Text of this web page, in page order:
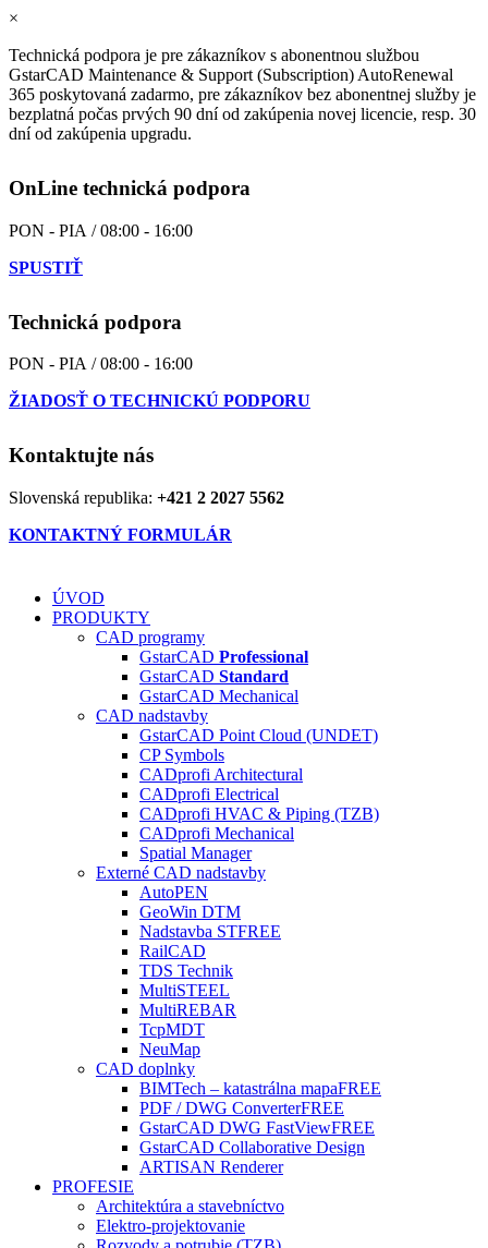
×
Technická podpora je pre zákazníkov s abonentnou službou
GstarCAD Maintenance & Support (Subscription) AutoRenewal
365 poskytovaná zadarmo, pre zákazníkov bez abonentnej služby je
bezplatná počas prvých 90 dní od zakúpenia novej licencie, resp. 30
dní od zakúpenia upgradu.
OnLine technická podpora
PON - PIA / 08:00 - 16:00
SPUSTIŤ
Technická podpora
PON - PIA / 08:00 - 16:00
ŽIADOSŤ O TECHNICKÚ PODPORU
Kontaktujte nás
Slovenská republika: +421 2 2027 5562
KONTAKTNÝ FORMULÁR
ÚVOD
PRODUKTY
CAD programy
GstarCAD Professional
GstarCAD Standard
GstarCAD Mechanical
CAD nadstavby
GstarCAD Point Cloud (UNDET)
CP Symbols
CADprofi Architectural
CADprofi Electrical
CADprofi HVAC & Piping (TZB)
CADprofi Mechanical
Spatial Manager
Externé CAD nadstavby
AutoPEN
GeoWin DTM
Nadstavba STFREE
RailCAD
TDS Technik
MultiSTEEL
MultiREBAR
TcpMDT
NeuMap
CAD doplnky
BIMTech – katastrálna mapaFREE
PDF / DWG ConverterFREE
GstarCAD DWG FastViewFREE
GstarCAD Collaborative Design
ARTISAN Renderer
PROFESIE
Architektúra a stavebníctvo
Elektro-projektovanie